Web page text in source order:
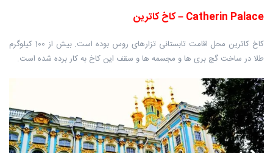
Catherin Palace – کاخ کاترین
کاخ کاترین محل اقامت تابستانی تزارهای روس بوده است. بیش از 100 کیلوگرم
طلا در ساخت گچ بری ها و مجسمه ها و سقف این کاخ به کار برده شده است.